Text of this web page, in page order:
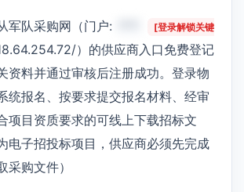
军队采购网（门户:
[登录解锁关键
）的供应商入口免费登记
资料并通过审核后注册成功。登录物
统报名、按要求提交报名材料、经审
项目资质要求的可线上下载招标文
电子招投标项目，供应商必须先完成
采购文件）